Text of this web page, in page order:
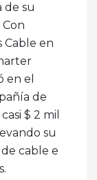
de su
Cable en
en el
de
$ 2 mil
su
cable e